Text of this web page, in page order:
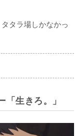
タラ場しかなかっ
「生きろ。」